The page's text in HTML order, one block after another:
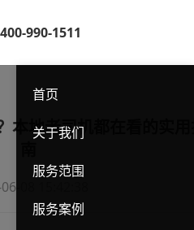
400-990-1511
首页
关于我们
服务范围
服务案例
本地老司机都在看的实
08 15:42:38